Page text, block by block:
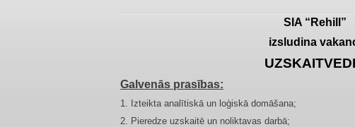
SIA “Rehill”
izsludina
Galvenās prasības:
1. Izteikta analītiskā un loģiskā domāšana;
2. Pieredze uzskaitē un noliktavas darbā;